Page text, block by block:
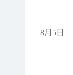
8月5日